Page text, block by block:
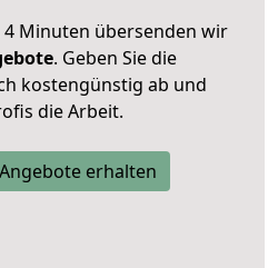
4 Minuten übersenden wir
. Geben Sie die
kostengünstig ab und
die Arbeit.
erhalten